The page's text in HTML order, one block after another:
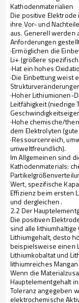
Kathodenmaterialien
Die positive
ihre Vor- und
aus. Generell werden
Anforderungen
·Ermöglichen die
Li+ (größere
·Hat ein hohes
·Die Einbettung weist
·Hoher Lithiumionen-
Leitfähigkeit (niedrige
·Hohe chemische/
dem Elektrolyten
·Ressourcenreich,
umweltfreundlich).
Im Allgemeinen sind
Kathodenmaterials:
Wert, spezifische
Effizienz beim ersten
und dergleichen .
2.2 Der
Die positiven
sind alle
Lithiumgehalt, desto
beispielsweise einen
Lithiumkobaltat und
lithiumreiches
Wenn die
Hauptelementgehalt
Toleranz angegeben
elektrochemische